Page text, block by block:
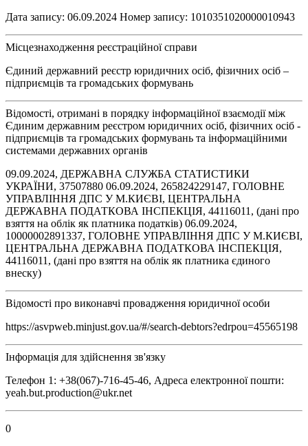
Дата запису: 06.09.2024 Номер запису: 1010351020000010943
Місцезнаходження реєстраційної справи
Єдиний державний реєстр юридичних осіб, фізичних осіб –
підприємців та громадських формувань
Відомості, отримані в порядку інформаційної взаємодії між
Єдиним державним реєстром юридичних осіб, фізичних осіб -
підприємців та громадських формувань та інформаційними
системами державних органів
09.09.2024, ДЕРЖАВНА СЛУЖБА СТАТИСТИКИ
УКРАЇНИ, 37507880 06.09.2024, 265824229147, ГОЛОВНЕ
УПРАВЛІННЯ ДПС У М.КИЄВІ, ЦЕНТРАЛЬНА
ДЕРЖАВНА ПОДАТКОВА ІНСПЕКЦІЯ, 44116011, (дані про
взяття на облік як платника податків) 06.09.2024,
10000002891337, ГОЛОВНЕ УПРАВЛІННЯ ДПС У М.КИЄВІ,
ЦЕНТРАЛЬНА ДЕРЖАВНА ПОДАТКОВА ІНСПЕКЦІЯ,
44116011, (дані про взяття на облік як платника єдиного
внеску)
Відомості про виконавчі провадження юридичної особи
https://asvpweb.minjust.gov.ua/#/search-debtors?edrpou=45565198
Інформація для здійснення зв'язку
Телефон 1: +38(067)-716-45-46, Адреса електронної пошти:
yeah.but.production@ukr.net
0